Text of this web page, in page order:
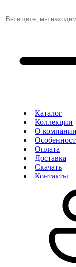
Каталог
Коллекции
О компании
Оплата
Доставка
Скачать
Контакты